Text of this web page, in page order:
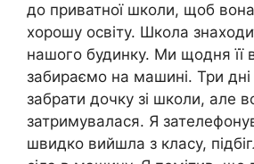
до приватної школи, щоб
хорошу освіту. Школа
нашого будинку. Ми щодня її
забираємо на машині. Три дні
забрати дочку зі школи, але
затримувалася. Я
швидко вийшла з класу,